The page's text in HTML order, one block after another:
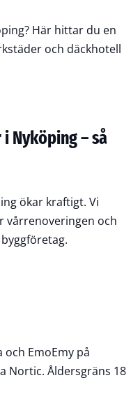
Här hittar du en
och däckhotell
Nyköping – så
ökar kraftigt. Vi
vårrenoveringen och
och EmoEmy på
Nortic. Åldersgräns 18